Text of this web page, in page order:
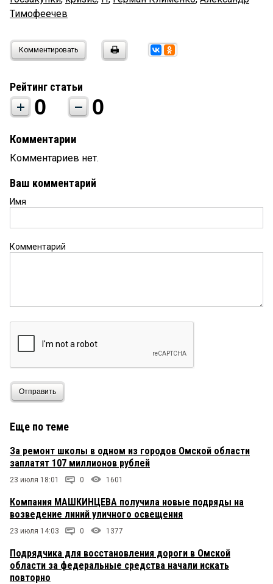
Тимофеечев
Комментировать
Рейтинг статьи
0 0
Комментарии
Комментариев нет.
Ваш комментарий
Имя
Комментарий
Отправить
Еще по теме
За ремонт школы в одном из городов Омской области
заплатят 107 миллионов рублей
23 июля 18:01 0 1601
Компания МАШКИНЦЕВА получила новые подряды на
возведение линий уличного освещения
23 июля 14:03 0 1377
Подрядчика для восстановления дороги в Омской
области за федеральные средства начали искать
повторно